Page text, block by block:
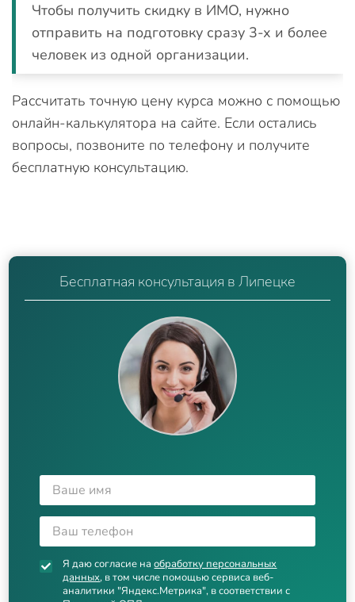
Чтобы получить скидку в ИМО, нужно
отправить на подготовку сразу 3-х и более
человек из одной организации.
Рассчитать точную цену курса можно с помощью
онлайн-калькулятора на сайте. Если остались
вопросы, позвоните по телефону и получите
бесплатную консультацию.
Бесплатная консультация в Липецке
Я даю согласие наобработку персональных
данных, в том числе помощью сервиса веб-
аналитики "Яндекс.Метрика", в соответствии с